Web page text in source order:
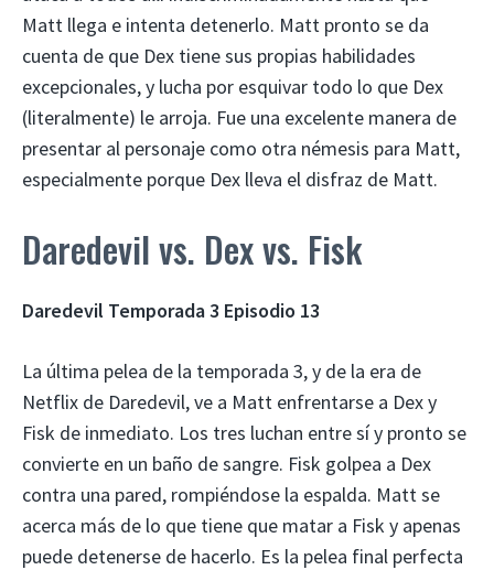
Matt llega e intenta detenerlo. Matt pronto se da
cuenta de que Dex tiene sus propias habilidades
excepcionales, y lucha por esquivar todo lo que Dex
(literalmente) le arroja. Fue una excelente manera de
presentar al personaje como otra némesis para Matt,
especialmente porque Dex lleva el disfraz de Matt.
Daredevil vs. Dex vs. Fisk
Daredevil Temporada 3 Episodio 13
La última pelea de la temporada 3, y de la era de
Netflix de Daredevil, ve a Matt enfrentarse a Dex y
Fisk de inmediato. Los tres luchan entre sí y pronto se
convierte en un baño de sangre. Fisk golpea a Dex
contra una pared, rompiéndose la espalda. Matt se
acerca más de lo que tiene que matar a Fisk y apenas
puede detenerse de hacerlo. Es la pelea final perfecta